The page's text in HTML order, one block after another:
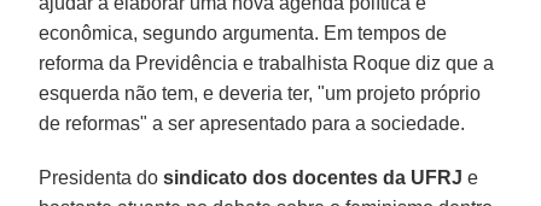
econômica, segundo argumenta. Em tempos de
reforma da Previdência e trabalhista Roque diz que a
esquerda não tem, e deveria ter, "um projeto próprio
de reformas" a ser apresentado para a sociedade.
Presidenta do sindicato dos docentes da UFRJ e